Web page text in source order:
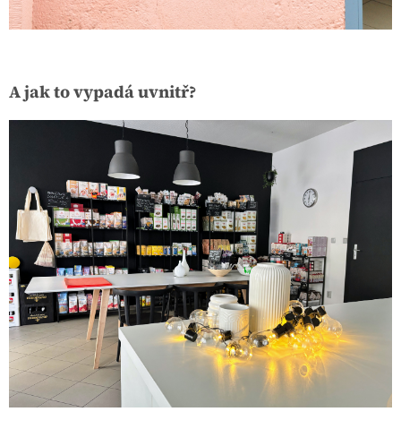
A jak to vypadá uvnitř?